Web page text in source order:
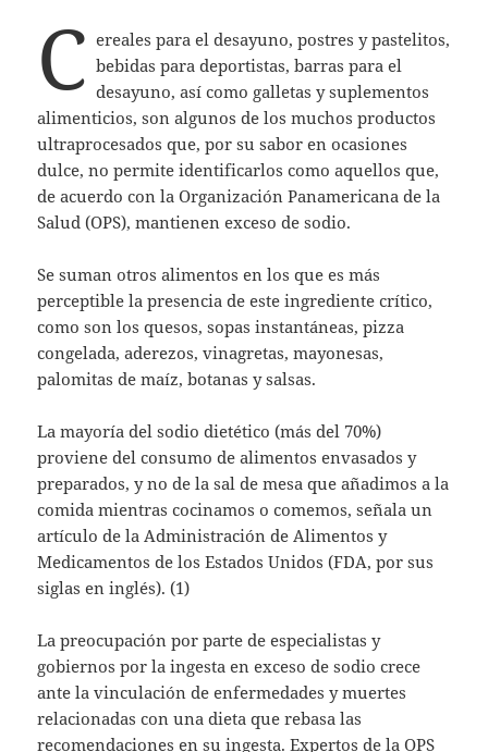
C ereales para el desayuno, postres y pastelitos,
bebidas para deportistas, barras para el
desayuno, así como galletas y suplementos
alimenticios, son algunos de los muchos productos
ultraprocesados que, por su sabor en ocasiones
dulce, no permite identificarlos como aquellos que,
de acuerdo con la Organización Panamericana de la
Salud (OPS), mantienen exceso de sodio.
Se suman otros alimentos en los que es más
perceptible la presencia de este ingrediente crítico,
como son los quesos, sopas instantáneas, pizza
congelada, aderezos, vinagretas, mayonesas,
palomitas de maíz, botanas y salsas.
La mayoría del sodio dietético (más del 70%)
proviene del consumo de alimentos envasados y
preparados, y no de la sal de mesa que añadimos a la
comida mientras cocinamos o comemos, señala un
artículo de la Administración de Alimentos y
Medicamentos de los Estados Unidos (FDA, por sus
siglas en inglés). (1)
La preocupación por parte de especialistas y
gobiernos por la ingesta en exceso de sodio crece
ante la vinculación de enfermedades y muertes
relacionadas con una dieta que rebasa las
recomendaciones en su ingesta. Expertos de la OPS